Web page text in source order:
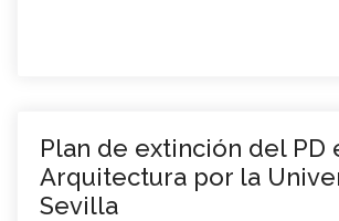
Plan de extinción del PD
Arquitectura por la
Sevilla